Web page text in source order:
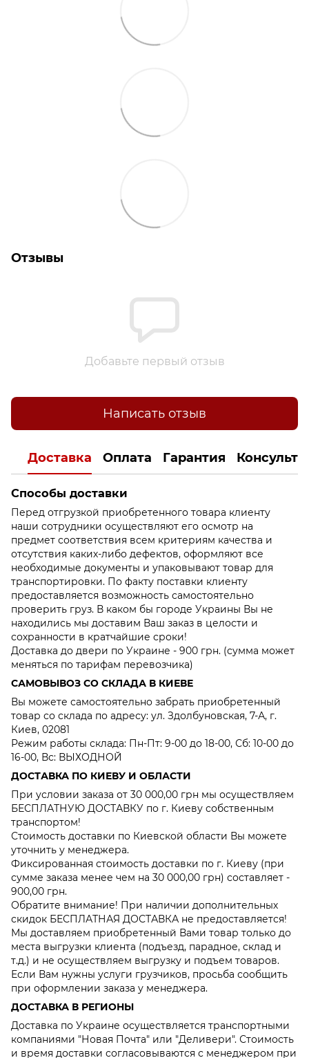
Отзывы
Добавьте первый отзыв
Написать отзыв
Доставка Оплата Гарантия
Способы доставки
Перед отгрузкой приобретенного товара клиенту
наши сотрудники осуществляют его осмотр на
предмет соответствия всем критериям качества и
отсутствия каких-либо дефектов, оформляют все
необходимые документы и упаковывают товар для
транспортировки. По факту поставки клиенту
предоставляется возможность самостоятельно
проверить груз. В каком бы городе Украины Вы не
находились мы доставим Ваш заказ в целости и
сохранности в кратчайшие сроки!
Доставка до двери по Украине - 900 грн. (сумма может
меняться по тарифам перевозчика)
САМОВЫВОЗ СО СКЛАДА В КИЕВЕ
Вы можете самостоятельно забрать приобретенный
товар со склада по адресу: ул. Здолбуновская, 7-А, г.
Киев, 02081
Режим работы склада: Пн-Пт: 9-00 до 18-00, Сб: 10-00 до
16-00, Вс: ВЫХОДНОЙ
ДОСТАВКА ПО КИЕВУ И ОБЛАСТИ
При условии заказа от 30 000,00 грн мы осуществляем
БЕСПЛАТНУЮ ДОСТАВКУ по г. Киеву собственным
транспортом!
Стоимость доставки по Киевской области Вы можете
уточнить у менеджера.
Фиксированная стоимость доставки по г. Киеву (при
сумме заказа менее чем на 30 000,00 грн) составляет -
900,00 грн.
Обратите внимание! При наличии дополнительных
скидок БЕСПЛАТНАЯ ДОСТАВКА не предоставляется!
Мы доставляем приобретенный Вами товар только до
места выгрузки клиента (подъезд, парадное, склад и
т.д.) и не осуществляем выгрузку и подъем товаров.
Если Вам нужны услуги грузчиков, просьба сообщить
при оформлении заказа у менеджера.
ДОСТАВКА В РЕГИОНЫ
Доставка по Украине осуществляется транспортными
компаниями "Новая Почта" или "Деливери". Стоимость
и время доставки согласовываются с менеджером при